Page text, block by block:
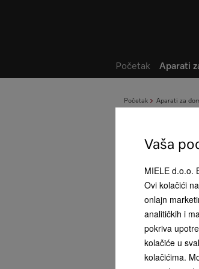
Početak Aparati za
Početak Aparati
Vaša
MIELE d.o.o.
Ovi kolačići
onlajn
analitičkih i
pokriva
kolačiće u
kolačićima.